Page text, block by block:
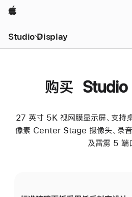
Apple
Studio Display
购买 Studio
27 英寸 5K 视网膜显示屏、支持
像素 Center Stage 摄像头、录音
及雷雳 5 端